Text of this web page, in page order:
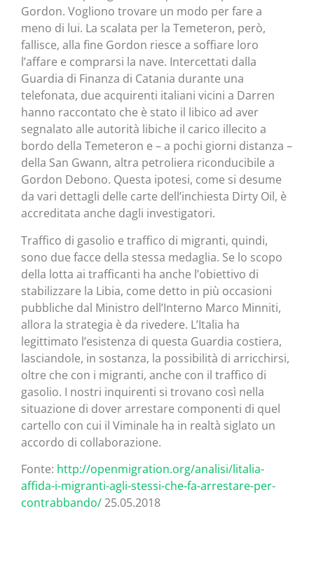
Gordon. Vogliono trovare un modo per fare a
meno di lui. La scalata per la Temeteron, però,
fallisce, alla fine Gordon riesce a soffiare loro
l’affare e comprarsi la nave. Intercettati dalla
Guardia di Finanza di Catania durante una
telefonata, due acquirenti italiani vicini a Darren
hanno raccontato che è stato il libico ad aver
segnalato alle autorità libiche il carico illecito a
bordo della Temeteron e – a pochi giorni distanza –
della San Gwann, altra petroliera riconducibile a
Gordon Debono. Questa ipotesi, come si desume
da vari dettagli delle carte dell’inchiesta Dirty Oil, è
accreditata anche dagli investigatori.
Traffico di gasolio e traffico di migranti, quindi,
sono due facce della stessa medaglia. Se lo scopo
della lotta ai trafficanti ha anche l’obiettivo di
stabilizzare la Libia, come detto in più occasioni
pubbliche dal Ministro dell’Interno Marco Minniti,
allora la strategia è da rivedere. L’Italia ha
legittimato l’esistenza di questa Guardia costiera,
lasciandole, in sostanza, la possibilità di arricchirsi,
oltre che con i migranti, anche con il traffico di
gasolio. I nostri inquirenti si trovano così nella
situazione di dover arrestare componenti di quel
cartello con cui il Viminale ha in realtà siglato un
accordo di collaborazione.
Fonte: http://openmigration.org/analisi/litalia-
affida-i-migranti-agli-stessi-che-fa-arrestare-per-
contrabbando/25.05.2018